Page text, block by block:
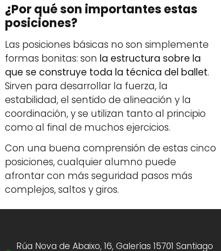
¿Por qué son importantes estas
posiciones?
Las posiciones básicas no son simplemente
formas bonitas: son la estructura sobre la
que se construye toda la técnica del ballet.
Sirven para desarrollar la fuerza, la
estabilidad, el sentido de alineación y la
coordinación, y se utilizan tanto al principio
como al final de muchos ejercicios.
Con una buena comprensión de estas cinco
posiciones, cualquier alumno puede
afrontar con más seguridad pasos más
complejos, saltos y giros.
Rúa Nova de Abaixo, 16, Galerías 15701 Santiago